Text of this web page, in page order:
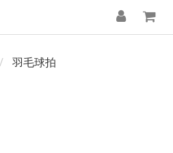
羽毛球拍